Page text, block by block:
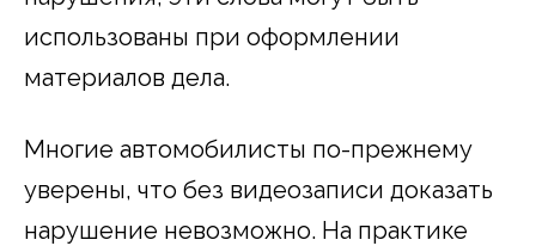
использованы при оформлении
материалов дела.
Многие автомобилисты по-прежнему
уверены, что без видеозаписи доказать
нарушение невозможно. На практике